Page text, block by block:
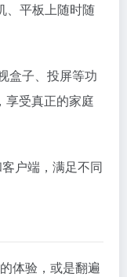
、平板上随时随
盒子、投屏等功
享受真正的家庭
户端，满足不同
体验，或是翻遍